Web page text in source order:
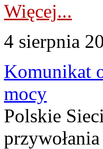
Więcej...
4 sierpnia
Komunikat
mocy
Polskie